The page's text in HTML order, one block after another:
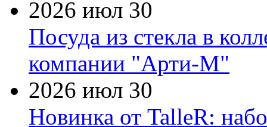
2026 июл 30
Посуда из стекла в
компании "Арти-М"
2026 июл 30
Новинка от TalleR: